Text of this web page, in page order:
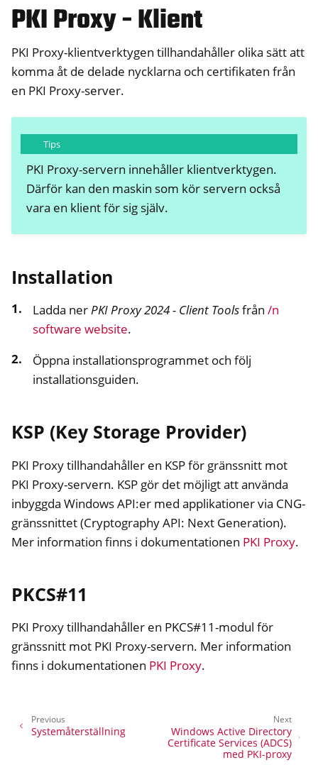
PKI Proxy - Klient
PKI Proxy-klientverktygen tillhandahåller olika sätt att
komma åt de delade nycklarna och certifikaten från
en PKI Proxy-server.
Tips
PKI Proxy-servern innehåller klientverktygen.
Därför kan den maskin som kör servern också
vara en klient för sig själv.
Installation
Ladda nerPKI Proxy 2024 - Client Toolsfrån /n
software website.
Öppna installationsprogrammet och följ
installationsguiden.
KSP (Key Storage Provider)
PKI Proxy tillhandahåller en KSP för gränssnitt mot
PKI Proxy-servern. KSP gör det möjligt att använda
inbyggda Windows API:er med applikationer via CNG-
gränssnittet (Cryptography API: Next Generation).
Mer information finns i dokumentationen PKI Proxy.
PKCS#11
PKI Proxy tillhandahåller en PKCS#11-modul för
gränssnitt mot PKI Proxy-servern. Mer information
finns i dokumentationen PKI Proxy.
Next
Windows Active Directory
Certificate Services (ADCS)
med PKI-proxy
Previous
Systemåterställning